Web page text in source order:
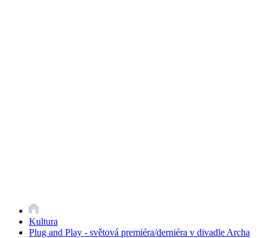
Kultura
Plug and Play - světová premiéra/derniéra v divadle Archa